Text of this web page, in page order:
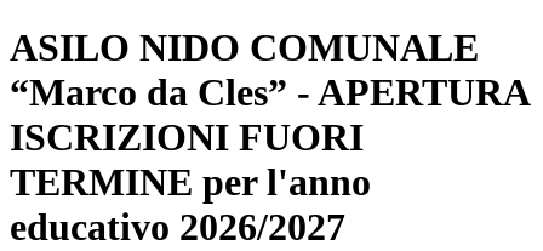
ASILO NIDO COMUNALE
“Marco da Cles” - APERTURA
ISCRIZIONI FUORI
TERMINE per l'anno
educativo 2026/2027